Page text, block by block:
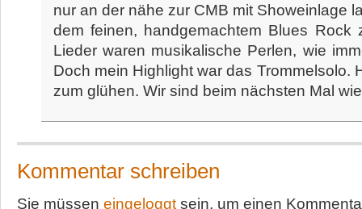
nur an der nähe zur CMB mit Showeinlage
dem feinen, handgemachtem Blues Rock
Lieder waren musikalische Perlen, wie
Doch mein Highlight war das Trommelsolo.
zum glühen. Wir sind beim nächsten Mal
Kommentar schreiben
Sie müssen eingeloggt sein, um einen